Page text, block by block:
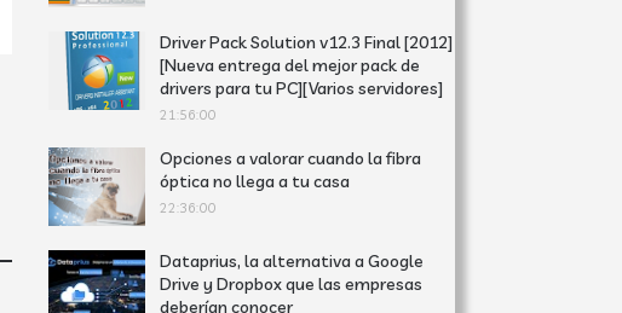
Driver Pack Solution v12.3 Final [2012]
[Nueva entrega del mejor pack de
drivers para tu PC][Varios servidores]
21:56:00
Opciones a valorar cuando la fibra
óptica no llega a tu casa
22:36:00
Dataprius, la alternativa a Google
Drive y Dropbox que las empresas
deberían conocer